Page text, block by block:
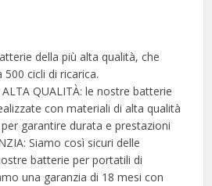
della più alta qualità, che
cicli di ricarica.
QUALITÀ: le nostre batterie
con materiali di alta qualità
garantire durata e prestazioni
Siamo così sicuri delle
batterie per portatili di
una garanzia di 18 mesi con